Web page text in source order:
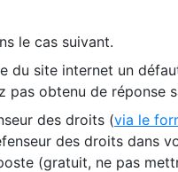
le cas suivant.
du site internet un
pas obtenu de réponse
des droits (via le
des droits dans
(gratuit, ne pas